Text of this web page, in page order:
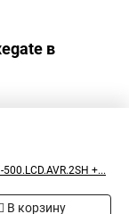
в
+...
В корзину